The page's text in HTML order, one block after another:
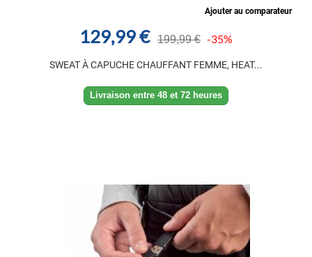
Ajouter au comparateur
129,99 € 199,99 € -35%
SWEAT À CAPUCHE CHAUFFANT FEMME, HEAT...
Livraison entre 48 et 72 heures